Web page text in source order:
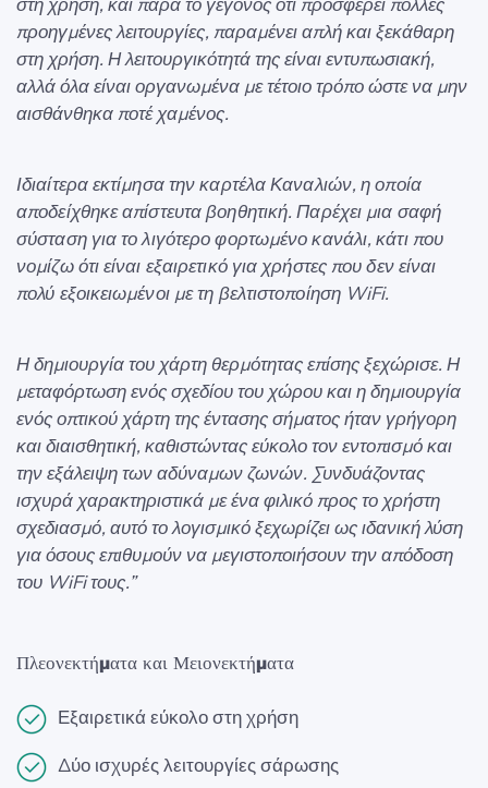
προηγμένες λειτουργίες, παραμένει απλή και ξεκάθαρη
στη χρήση. Η λειτουργικότητά της είναι εντυπωσιακή,
αλλά όλα είναι οργανωμένα με τέτοιο τρόπο ώστε να μην
αισθάνθηκα ποτέ χαμένος.
Ιδιαίτερα εκτίμησα την καρτέλα Καναλιών, η οποία
αποδείχθηκε απίστευτα βοηθητική. Παρέχει μια σαφή
σύσταση για το λιγότερο φορτωμένο κανάλι, κάτι που
νομίζω ότι είναι εξαιρετικό για χρήστες που δεν είναι
πολύ εξοικειωμένοι με τη βελτιστοποίηση WiFi.
Η δημιουργία του χάρτη θερμότητας επίσης ξεχώρισε. Η
μεταφόρτωση ενός σχεδίου του χώρου και η δημιουργία
ενός οπτικού χάρτη της έντασης σήματος ήταν γρήγορη
και διαισθητική, καθιστώντας εύκολο τον εντοπισμό και
την εξάλειψη των αδύναμων ζωνών. Συνδυάζοντας
ισχυρά χαρακτηριστικά με ένα φιλικό προς το χρήστη
σχεδιασμό, αυτό το λογισμικό ξεχωρίζει ως ιδανική λύση
για όσους επιθυμούν να μεγιστοποιήσουν την απόδοση
του WiFi τους.”
Πλεονεκτήματα και Μειονεκτήματα
Εξαιρετικά εύκολο στη χρήση
Δύο ισχυρές λειτουργίες σάρωσης